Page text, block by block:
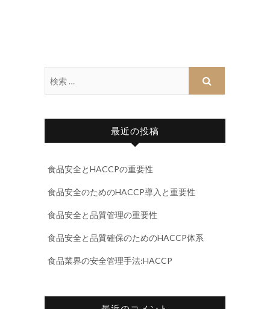
最近の投稿
食品安全とHACCPの重要性
食品安全のためのHACCP導入と重要性
食品安全と品質管理の重要性
食品安全と品質確保のためのHACCP体系
食品業界の安全管理手法:HACCP